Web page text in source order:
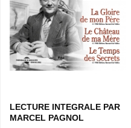
LECTURE INTEGRALE PAR
MARCEL PAGNOL